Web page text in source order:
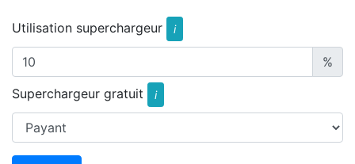
Utilisation superchargeur i
%
Superchargeur gratuit
i